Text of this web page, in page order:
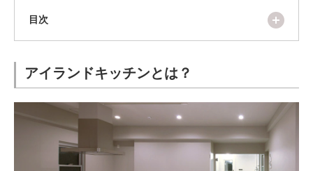
メンテナンス・
ミラタップ
目次
アイランドキッチンとは？